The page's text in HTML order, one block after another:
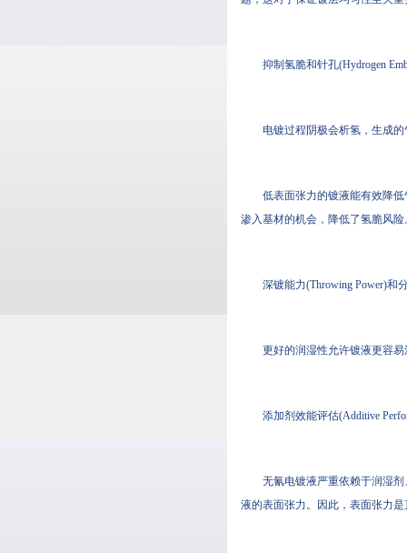
抑制氢脆和针孔(Hydrogen
电镀过程阴极会析氢，生成
低表面张力的镀液能有效降低气
渗入基材的机会，降低了氢脆风险
深镀能力(Throwing Power)和
更好的润湿性允许镀液更容易流
添加剂效能评估(Additive
无氰电镀液严重依赖于润湿剂
液的表面张力。因此，表面张